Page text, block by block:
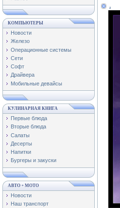
КОМПЬЮТЕРЫ
Новости
Железо
Операционные системы
Сети
Софт
Драйвера
Мобильные девайсы
КУЛИНАРНАЯ КНИГА
Первые блюда
Вторые блюда
Салаты
Десерты
Напитки
Бургеры и закуски
АВТО + МОТО
Новости
Наш транспорт
.